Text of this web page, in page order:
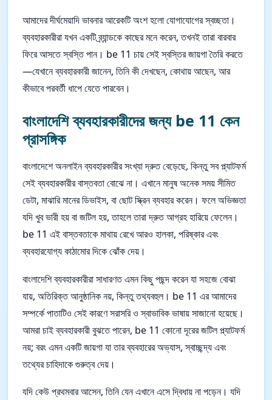
আমাদের দীর্ঘমেয়াদি ভাবনার আরেকটি অংশ হলো যোগাযোগের স্বচ্ছতা।
ব্যবহারকারীরা যখন একটি ব্র্যান্ডকে কাছের মনে করেন, তখনই তারা বারবার
ফিরে আসতে স্বস্তি পান। be 11 চায় সেই স্বস্তির জায়গা তৈরি করতে
—যেখানে ব্যবহারকারী জানেন, তিনি কী দেখছেন, কোথায় আছেন, আর
কীভাবে পরবর্তী ধাপে যেতে পারবেন।
বাংলাদেশি ব্যবহারকারীদের জন্য be 11 কেন
প্রাসঙ্গিক
বাংলাদেশে অনলাইন ব্যবহারকারীর সংখ্যা দ্রুত বেড়েছে, কিন্তু সব প্ল্যাটফর্ম
সেই ব্যবহারকারীর বাস্তবতা বোঝে না। এখানে মানুষ অনেক সময় সীমিত
ডেটা, মাঝারি মানের ডিভাইস, বা ছোট স্ক্রিন ব্যবহার করেন। ফলে অভিজ্ঞতা
যদি খুব ভারী হয় বা জটিল হয়, তাহলে তারা দ্রুত আগ্রহ হারিয়ে ফেলেন।
be 11 এই বাস্তবতাকে মাথায় রেখে আরও হালকা, পরিষ্কার এবং
ব্যবহারযোগ্য কাঠামোর দিকে ঝোঁক দেয়।
বাংলাদেশি ব্যবহারকারীরা সাধারণত এমন কিছু পছন্দ করেন যা সহজে বোঝা
যায়, অতিরিক্ত আনুষ্ঠানিক নয়, কিন্তু তথ্যবহুল। be 11 এর আমাদের
সম্পর্কে পাতাটিও সেই কারণে সরাসরি ও স্বাভাবিক ভাষায় সাজানো হয়েছে।
আমরা চাই ব্যবহারকারী বুঝতে পারেন, be 11 কোনো দূরের জটিল প্ল্যাটফর্ম
নয়; বরং এমন একটি জায়গা যা তার ব্যবহারের অভ্যাস, স্বাচ্ছন্দ্য এবং
তথ্যের চাহিদাকে গুরুত্ব দেয়।
যদি কেউ প্রথমবার আসেন, তিনি যেন এখানে এসে দ্বিধায় না পড়েন। যদি